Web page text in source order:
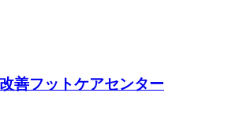
善フットケアセンター